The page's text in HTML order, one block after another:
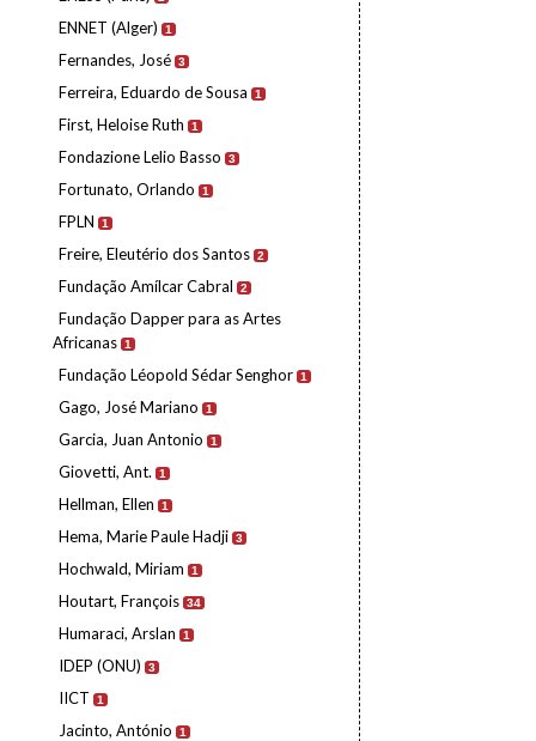
ENNET (Alger) 1
Fernandes, José 3
Ferreira, Eduardo de Sousa 1
First, Heloise Ruth 1
Fondazione Lelio Basso 3
Fortunato, Orlando 1
FPLN 1
Freire, Eleutério dos Santos 2
Fundação Amílcar Cabral 2
Fundação Dapper para as Artes
Africanas 1
Fundação Léopold Sédar Senghor 1
Gago, José Mariano 1
Garcia, Juan Antonio 1
Giovetti, Ant. 1
Hellman, Ellen 1
Hema, Marie Paule Hadji 3
Hochwald, Miriam 1
Houtart, François 34
Humaraci, Arslan 1
IDEP (ONU) 3
IICT 1
Jacinto, António 1